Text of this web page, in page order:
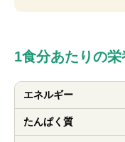
1食分あたりの
エネルギー
たんぱく質